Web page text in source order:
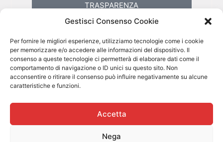
Gestisci Consenso Cookie
Per fornire le migliori esperienze, utilizziamo tecnologie come i cookie
per memorizzare e/o accedere alle informazioni del dispositivo. Il
consenso a queste tecnologie ci permetterà di elaborare dati come il
comportamento di navigazione o ID unici su questo sito. Non
acconsentire o ritirare il consenso può influire negativamente su alcune
caratteristiche e funzioni.
Accetta
Nega
TRASPARENZA
COOKIES POLICY